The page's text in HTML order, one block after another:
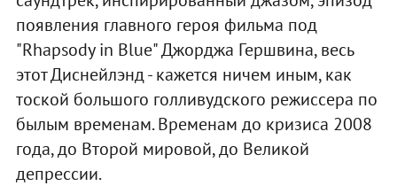
появления главного героя фильма под
"Rhapsody in Blue" Джорджа Гершвина, весь
этот Диснейлэнд - кажется ничем иным, как
тоской большого голливудского режиссера по
былым временам. Временам до кризиса 2008
года, до Второй мировой, до Великой
депрессии.